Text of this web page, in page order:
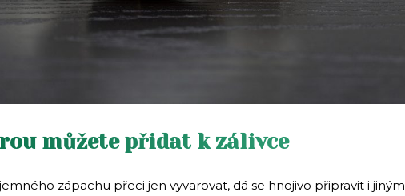
můžete přidat k zálivce
zápachu přeci jen vyvarovat, dá se hnojivo připravit i jiným